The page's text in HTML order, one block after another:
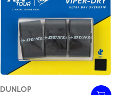
Distributeur:
DUNLOP